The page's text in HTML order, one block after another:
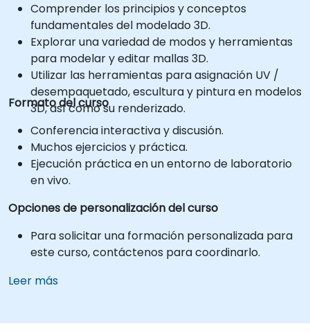
Comprender los principios y conceptos
fundamentales del modelado 3D.
Explorar una variedad de modos y herramientas
para modelar y editar mallas 3D.
Utilizar las herramientas para asignación UV /
desempaquetado, escultura y pintura en modelos
3D, así como su renderizado.
Formato del curso
Conferencia interactiva y discusión.
Muchos ejercicios y práctica.
Ejecución práctica en un entorno de laboratorio
en vivo.
Opciones de personalización del curso
Para solicitar una formación personalizada para
este curso, contáctenos para coordinarlo.
Leer más